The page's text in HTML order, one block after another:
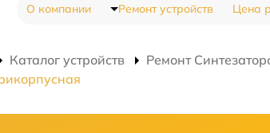
О компании Ремонт устройств Цена
Каталог устройств Ремонт